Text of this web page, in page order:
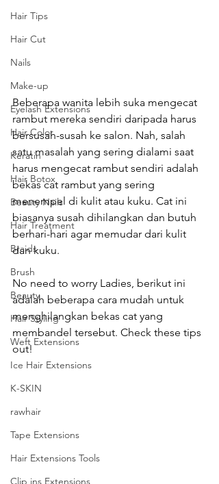
Hair Tips
Hair Cut
Nails
Make-up
Eyelash Extensions
Hair Color
Keratin
Hair Botox
Beauty Nails
Hair Treatment
Braids
Brush
Beauty
Hair Styling
Weft Extensions
Ice Hair Extensions
K-SKIN
rawhair
Tape Extensions
Hair Extensions Tools
Clip ins Extensions
Beberapa wanita lebih suka mengecat
rambut mereka sendiri daripada harus
bersusah-susah ke salon. Nah, salah
satu masalah yang sering dialami saat
harus mengecat rambut sendiri adalah
bekas cat rambut yang sering
menempel di kulit atau kuku. Cat ini
biasanya susah dihilangkan dan butuh
berhari-hari agar memudar dari kulit
dan kuku.
No need to worry Ladies, berikut ini
adalah beberapa cara mudah untuk
menghilangkan bekas cat yang
membandel tersebut. Check these tips
out!